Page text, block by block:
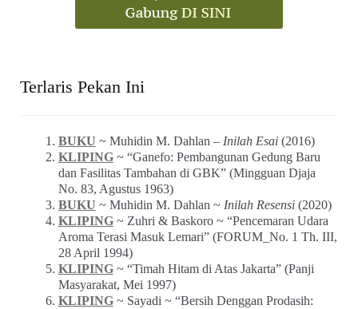
Terlaris Pekan Ini
BUKU ~ Muhidin M. Dahlan – Inilah Esai(2016)
KLIPING~ “Ganefo: Pembangunan Gedung Baru
dan Fasilitas Tambahan di GBK” (Mingguan Djaja
No. 83, Agustus 1963)
BUKU ~ Muhidin M. Dahlan ~ Inilah Resensi(2020)
KLIPING~ Zuhri & Baskoro ~ “Pencemaran Udara
Aroma Terasi Masuk Lemari” (FORUM_No. 1 Th. III,
28 April 1994)
KLIPING~ “Timah Hitam di Atas Jakarta” (Panji
Masyarakat, Mei 1997)
KLIPING~ Sayadi ~ “Bersih Denggan Prodasih: